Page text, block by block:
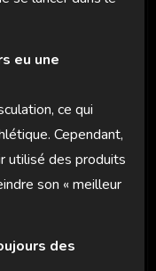
eu une
ce qui
Cependant,
utilisé des produits
son « meilleur
des